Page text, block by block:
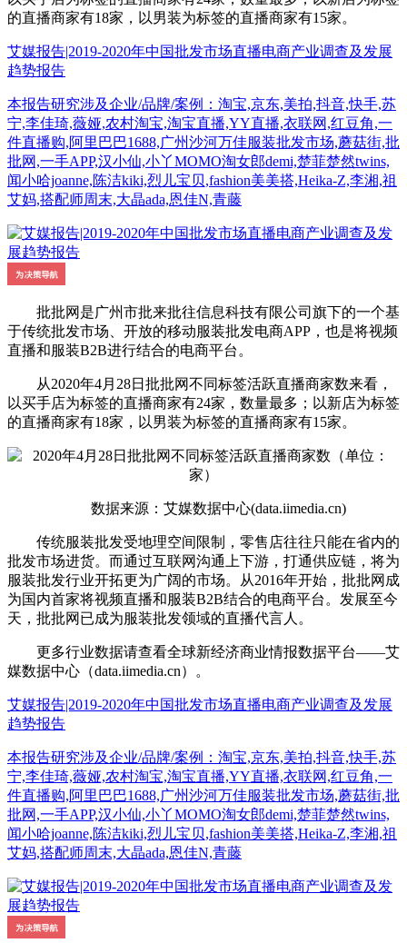
的直播商家有18家，以男装为标签的直播商家有15家。
艾媒报告|2019-2020年中国批发市场直播电商产业调查及发展
趋势报告
本报告研究涉及企业/品牌/案例：淘宝,京东,美拍,抖音,快手,苏
宁,李佳琦,薇娅,农村淘宝,淘宝直播,YY直播,衣联网,红豆角,一
件直播购,阿里巴巴1688,广州沙河万佳服装批发市场,蘑菇街,批
批网,一手APP,汉小仙,小丫MOMO淘女郎demi,楚菲楚然twins,
闻小哈joanne,陈洁kiki,烈儿宝贝,fashion美美搭,Heika-Z,李湘,祖
艾妈,搭配师周末,大晶ada,恩佳N,青藤
批批网是广州市批来批往信息科技有限公司旗下的一个基
于传统批发市场、开放的移动服装批发电商APP，也是将视频
直播和服装B2B进行结合的电商平台。
从2020年4月28日批批网不同标签活跃直播商家数来看，
以买手店为标签的直播商家有24家，数量最多；以新店为标签
的直播商家有18家，以男装为标签的直播商家有15家。
数据来源：艾媒数据中心(data.iimedia.cn)
传统服装批发受地理空间限制，零售店往往只能在省内的
批发市场进货。而通过互联网沟通上下游，打通供应链，将为
服装批发行业开拓更为广阔的市场。从2016年开始，批批网成
为国内首家将视频直播和服装B2B结合的电商平台。发展至今
天，批批网已成为服装批发领域的直播代言人。
更多行业数据请查看全球新经济商业情报数据平台——艾
媒数据中心（data.iimedia.cn）。
艾媒报告|2019-2020年中国批发市场直播电商产业调查及发展
趋势报告
本报告研究涉及企业/品牌/案例：淘宝,京东,美拍,抖音,快手,苏
宁,李佳琦,薇娅,农村淘宝,淘宝直播,YY直播,衣联网,红豆角,一
件直播购,阿里巴巴1688,广州沙河万佳服装批发市场,蘑菇街,批
批网,一手APP,汉小仙,小丫MOMO淘女郎demi,楚菲楚然twins,
闻小哈joanne,陈洁kiki,烈儿宝贝,fashion美美搭,Heika-Z,李湘,祖
艾妈,搭配师周末,大晶ada,恩佳N,青藤